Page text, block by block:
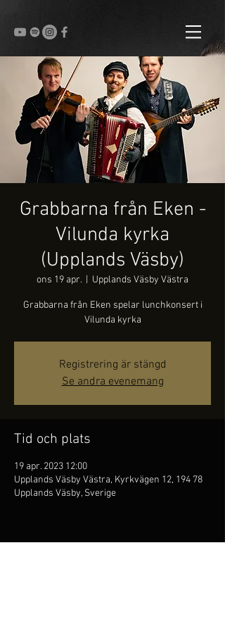
Grabbarna från Eken -
Vilunda kyrka
(Upplands Väsby)
ons 19 apr. Upplands Väsby Västra
Grabbarna från Eken spelar lunchkonsert i
Vilunda kyrka
Registrering är stängd
Se andra evenemang
Tid och plats
19 apr. 2023 12:00
Upplands Väsby Västra, Kyrkvägen 12, 194 78
Upplands Väsby, Sverige